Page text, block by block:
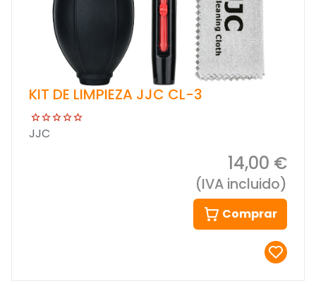
KIT DE LIMPIEZA JJC CL-3
JJC
14,00 €
(IVA incluido)
Comprar